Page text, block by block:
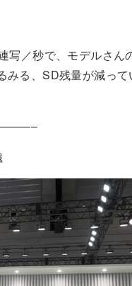
写／秒で、モデルさん
みる、SD残量が減って